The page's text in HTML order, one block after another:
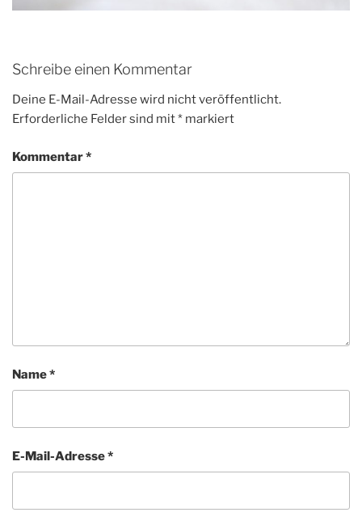
Schreibe einen Kommentar
Deine E-Mail-Adresse wird nicht veröffentlicht.
Erforderliche Felder sind mit* markiert
Kommentar*
Name*
E-Mail-Adresse*